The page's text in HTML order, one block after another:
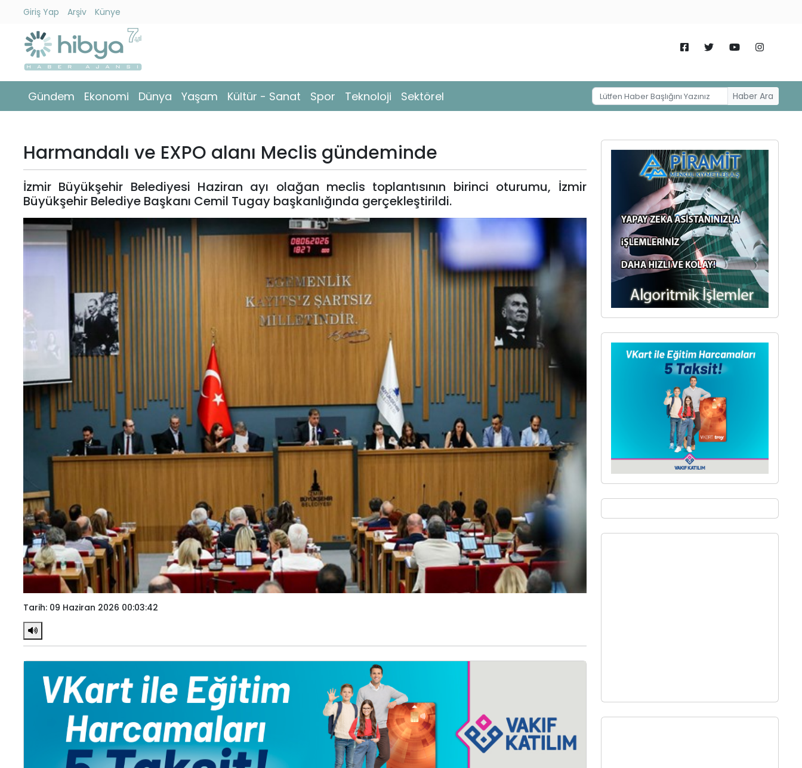
Giriş Yap Arşiv Künye
Gündem Ekonomi Dünya Yaşam Kültür - Sanat Spor Teknoloji Sektörel Haber Ara
Gündem
Ekonomi
Yaşam
Kültür
Sanat
Spor
Sektörel
Arşiv
Künye
Giriş
Harmandalı ve EXPO alanı Meclis gündeminde
İzmir Büyükşehir Belediyesi Haziran ayı olağan meclis toplantısının birinci oturumu, İzmir
Büyükşehir Belediye Başkanı Cemil Tugay başkanlığında gerçekleştirildi.
Tarih: 09 Haziran 2026 00:03:42